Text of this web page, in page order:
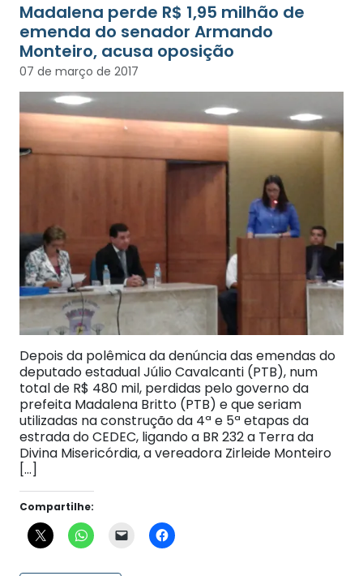
Madalena perde R$ 1,95 milhão de
emenda do senador Armando
Monteiro, acusa oposição
07 de março de 2017
Depois da polêmica da denúncia das emendas do
deputado estadual Júlio Cavalcanti (PTB), num
total de R$ 480 mil, perdidas pelo governo da
prefeita Madalena Britto (PTB) e que seriam
utilizadas na construção da 4ª e 5ª etapas da
estrada do CEDEC, ligando a BR 232 a Terra da
Divina Misericórdia, a vereadora Zirleide Monteiro
[…]
Compartilhe: